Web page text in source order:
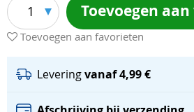
1 Toevoegen
Toevoegen aan favorieten
Leveringvanaf 4,99 €